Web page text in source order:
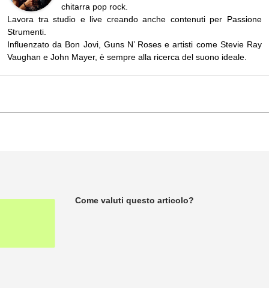
chitarra pop rock.
Lavora tra studio e live creando anche contenuti per Passione
Strumenti.
Influenzato da Bon Jovi, Guns N’ Roses e artisti come Stevie Ray
Vaughan e John Mayer, è sempre alla ricerca del suono ideale.
Come valuti questo articolo?